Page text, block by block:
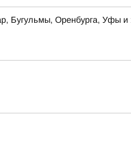
Бугульмы, Оренбурга, Уфы